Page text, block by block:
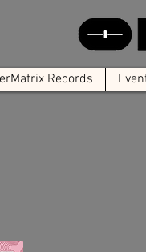
Records